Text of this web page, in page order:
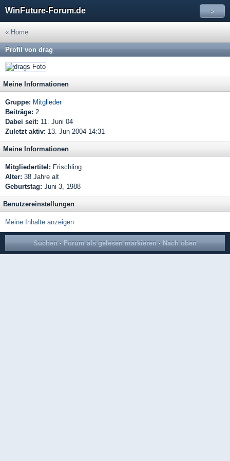
WinFuture-Forum.de »
« Home
Profil von drag
Meine Informationen
Gruppe: Mitglieder
Beiträge: 2
Dabei seit: 11. Juni 04
Zuletzt aktiv: 13. Jun 2004 14:31
Meine Informationen
Mitgliedertitel: Frischling
Alter: 38 Jahre alt
Geburtstag: Juni 3, 1988
Benutzereinstellungen
Meine Inhalte anzeigen
Suchen · Forum als gelesen markieren · Nach oben